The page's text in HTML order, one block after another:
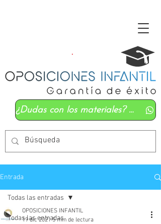
¿Dudas con los materiales? Mándanos un whatsapp
Entrada
Todas las entradas
Todas las entradas
OPOSICIONES INFANTIL
19 dic 2021 5 min de lectura